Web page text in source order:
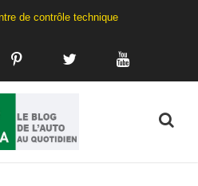
de contrôle technique